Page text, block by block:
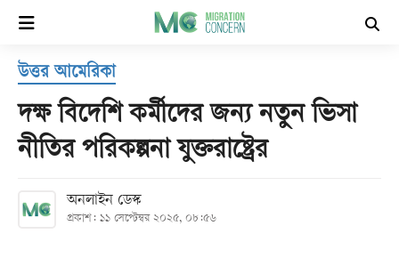
হোম
সর্বশেষ
বিভাগ
উত্তর আমেরিকা
দক্ষ বিদেশি কর্মীদের জন্য নতুন ভিসা
নীতির পরিকল্পনা যুক্তরাষ্ট্রের
অনলাইন ডেস্ক
প্রকাশ: ১১ সেপ্টেম্বর ২০২৫, ০৮:৫৬